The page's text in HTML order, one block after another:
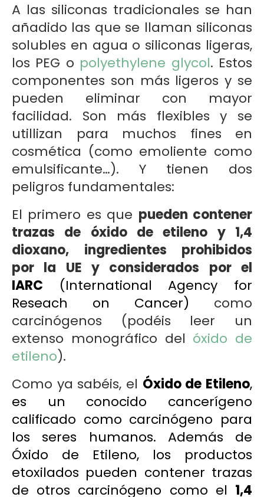
A las siliconas tradicionales se han
añadido las que se llaman siliconas
solubles en agua o siliconas ligeras,
los PEG o polyethylene glycol. Estos
componentes son más ligeros y se
pueden eliminar con mayor
facilidad. Son más flexibles y se
utillizan para muchos fines en
cosmética (como emoliente como
emulsificante…). Y tienen dos
peligros fundamentales:
El primero es que pueden contener
trazas de óxido de etileno y 1,4
dioxano, ingredientes prohibidos
por la UE y considerados por el
IARC (International Agency for
Reseach on Cancer) como
carcinógenos (podéis leer un
extenso monográfico del óxido de
etileno).
Como ya sabéis, el Óxido de Etileno,
es un conocido cancerígeno
calificado como carcinógeno para
los seres humanos. Además de
Óxido de Etileno, los productos
etoxilados pueden contener trazas
de otros carcinógeno como el 1,4